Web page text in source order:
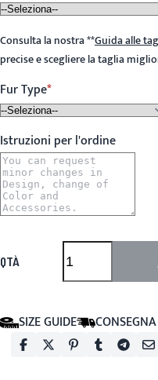
Consulta la nostra**Guida alle
precise e scegliere la taglia
Fur Type
Istruzioni per l'ordine
QTÀ
SIZE GUIDE